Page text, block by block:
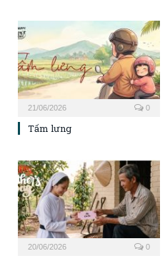
21/06/2026 0
Tấm lưng
20/06/2026 0